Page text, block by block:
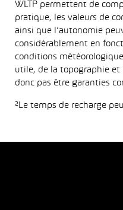
WLTP permettent de
pratique, les valeurs de
ainsi que l’autonomie
considérablement en
conditions
utile, de la topographie et
donc pas être garanties
²Le temps de recharge